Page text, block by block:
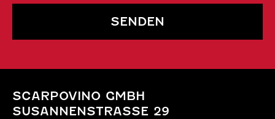
SENDEN
SCARPOVINO GMBH
SUSANNENSTRASSE 29